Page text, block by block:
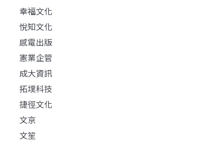
幸福文化
悅知文化
感電出版
憲業企管
成大資訊
拓墣科技
捷徑文化
文京
文笙